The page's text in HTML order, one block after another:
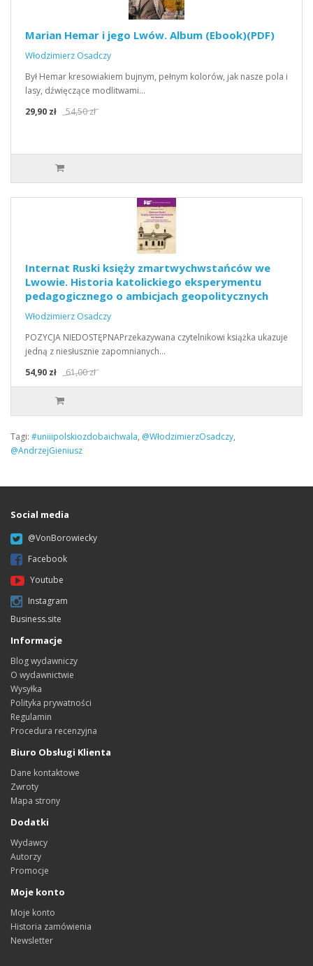
Marian Hemar i jego Lwów. Album (Ebook)(PDF)
Włodzimierz Osadczy
Był Hemar kresowiakiem bujnym, pełnym kolorów, jak nasze pola i
lasy, dźwięczące modlitwami…
29,90 zł
54,50 zł
Internat Ruski księży zmartwychwstańców we
Lwowie. Historia katolickiego eksperymentu
pedagogicznego o ambicjach geopolitycznych
Włodzimierz Osadczy
POZYCJA NIEDOSTĘPNAPrzekazywana czytelnikowi książka ukazuje
jedną z niesłusznie zapomnianych…
54,90 zł
61,00 zł
Tagi: #uniiipolskiozdobaichwala, @WłodzimierzOsadczy,
@AndrzejGieniusz
Social media
@VonBorowiecky
Facebook
Youtube
Instagram
Business.site
Informacje
Blog wydawniczy
O wydawnictwie
Wysyłka
Polityka prywatności
Regulamin
Procedura recenzyjna
Biuro Obsługi Klienta
Dane kontaktowe
Zwroty
Mapa strony
Dodatki
Wydawcy
Autorzy
Promocje
Moje konto
Moje konto
Historia zamówienia
Newsletter